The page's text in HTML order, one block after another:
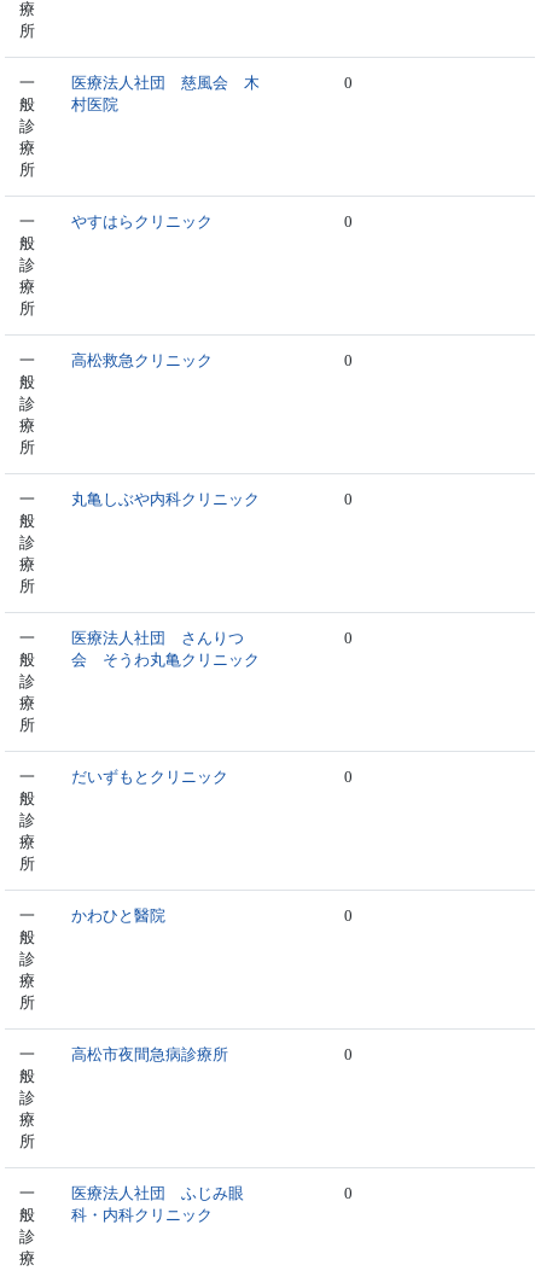
療
所
一
般
診
療
所
医療法人社団 慈風会 木
村医院
0
一
般
診
療
所
やすはらクリニック 0
一
般
診
療
所
高松救急クリニック 0
一
般
診
療
所
丸亀しぶや内科クリニック 0
一
般
診
療
所
医療法人社団 さんりつ
会 そうわ丸亀クリニック
0
一
般
診
療
所
だいずもとクリニック 0
一
般
診
療
所
かわひと醫院 0
一
般
診
療
所
高松市夜間急病診療所 0
一
般
診
療
医療法人社団 ふじみ眼
科・内科クリニック
0